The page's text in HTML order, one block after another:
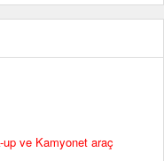
ve Kamyonet araç